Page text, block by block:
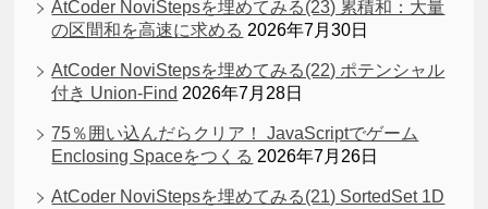
AtCoder NoviStepsを埋めてみる(23) 累積和：大量
の区間和を高速に求める 2026年7月30日
AtCoder NoviStepsを埋めてみる(22) ポテンシャル
付き Union-Find 2026年7月28日
75％囲い込んだらクリア！ JavaScriptでゲーム
Enclosing Spaceをつくる 2026年7月26日
AtCoder NoviStepsを埋めてみる(21) SortedSet 1D